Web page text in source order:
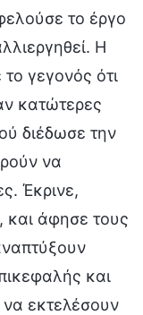
το έργο
Η
γεγονός ότι
κατώτερες
διέδωσε την
να
Έκρινε,
και άφησε τους
και
εκτελέσουν